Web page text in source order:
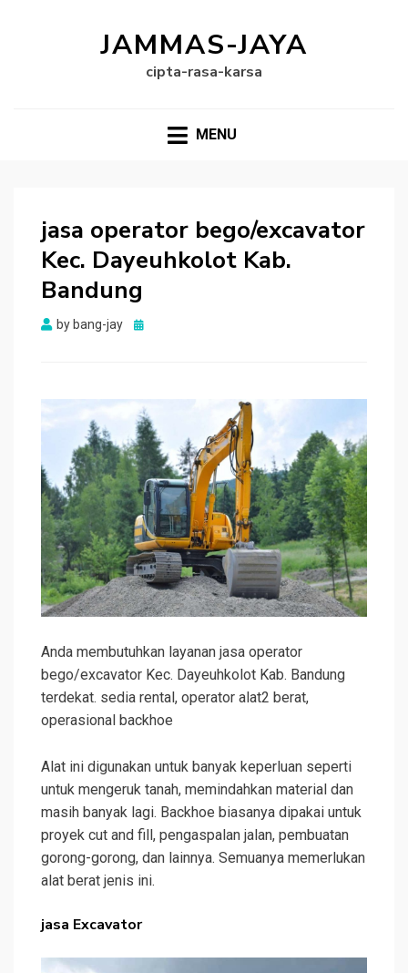
JAMMAS-JAYA
cipta-rasa-karsa
MENU
jasa operator bego/excavator
Kec. Dayeuhkolot Kab.
Bandung
by bang-jay
Posted
Anda membutuhkan layanan jasa operator
bego/excavator Kec. Dayeuhkolot Kab. Bandung
terdekat. sedia rental, operator alat2 berat,
operasional backhoe
Alat ini digunakan untuk banyak keperluan seperti
untuk mengeruk tanah, memindahkan material dan
masih banyak lagi. Backhoe biasanya dipakai untuk
proyek cut and fill, pengaspalan jalan, pembuatan
gorong-gorong, dan lainnya. Semuanya memerlukan
alat berat jenis ini.
jasa Excavator